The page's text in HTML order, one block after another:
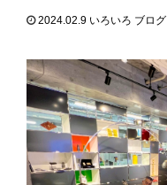
2024.02.9 いろいろ ブログ